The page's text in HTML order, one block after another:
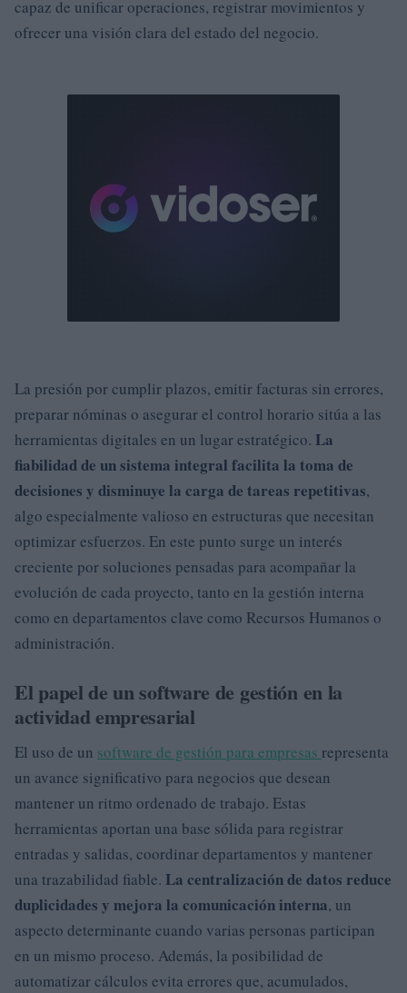
capaz de unificar operaciones, registrar movimientos y
ofrecer una visión clara del estado del negocio.
La presión por cumplir plazos, emitir facturas sin errores,
preparar nóminas o asegurar el control horario sitúa a las
herramientas digitales en un lugar estratégico. La
fiabilidad de un sistema integral facilita la toma de
decisiones y disminuye la carga de tareas repetitivas,
algo especialmente valioso en estructuras que necesitan
optimizar esfuerzos. En este punto surge un interés
creciente por soluciones pensadas para acompañar la
evolución de cada proyecto, tanto en la gestión interna
como en departamentos clave como Recursos Humanos o
administración.
El papel de un software de gestión en la
actividad empresarial
El uso de un software de gestión para empresas representa
un avance significativo para negocios que desean
mantener un ritmo ordenado de trabajo. Estas
herramientas aportan una base sólida para registrar
entradas y salidas, coordinar departamentos y mantener
una trazabilidad fiable. La centralización de datos reduce
duplicidades y mejora la comunicación interna, un
aspecto determinante cuando varias personas participan
en un mismo proceso. Además, la posibilidad de
automatizar cálculos evita errores que, acumulados,